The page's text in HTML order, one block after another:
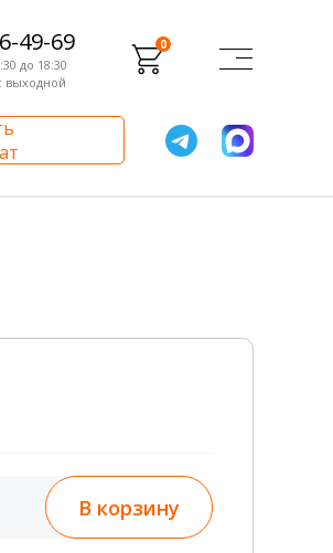
49-69
до 18:30
выходной
0
В корзину